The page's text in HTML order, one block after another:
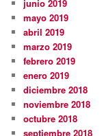
junio 2019
mayo 2019
abril 2019
marzo 2019
febrero 2019
enero 2019
diciembre 2018
noviembre 2018
octubre 2018
septiembre 2018